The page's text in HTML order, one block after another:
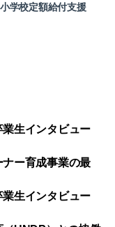
業生インタビュー
ナー育成事業の最
業生インタビュー
小学校定額給付支援